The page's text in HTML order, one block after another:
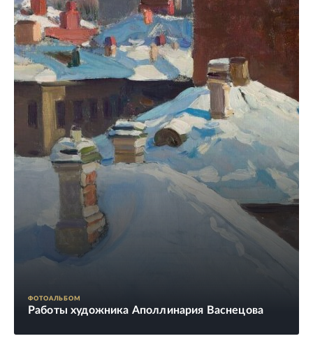
ФОТОАЛЬБОМ
Работы художника Аполлинария Васнецова